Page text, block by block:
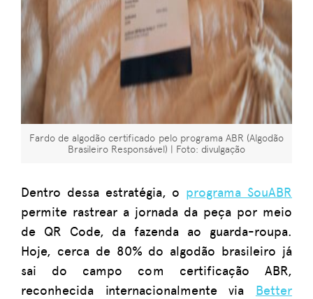
Fardo de algodão certificado pelo programa ABR (Algodão
Brasileiro Responsável) | Foto: divulgação
Dentro dessa estratégia, o programa SouABR
permite rastrear a jornada da peça por meio
de QR Code, da fazenda ao guarda-roupa.
Hoje, cerca de 80% do algodão brasileiro já
sai do campo com certificação ABR,
reconhecida internacionalmente via Better